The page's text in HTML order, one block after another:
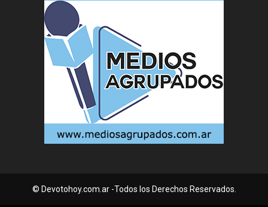
© Devotohoy.com.ar -Todos los Derechos Reservados.